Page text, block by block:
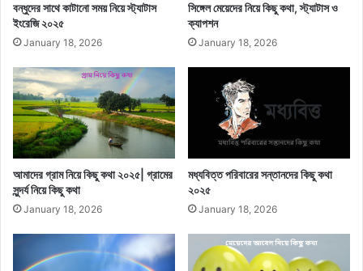
বন্ধুদের সাথে কাটানো সময় নিয়ে স্ট্যাটাস
ইংরেজি ২০২৫
January 18, 2026
সিঙ্গেল মেয়েদের নিয়ে কিছু কথা, স্ট্যাটাস ও
ক্যাপশন
January 18, 2026
আমাদের গ্রাম নিয়ে কিছু কথা ২০২৫| গ্রামের
সুন্দর্য নিয়ে কিছু কথা
January 18, 2026
মধ্যবিত্ত পরিবারের সন্তানদের কিছু কথা
২০২৫
January 18, 2026